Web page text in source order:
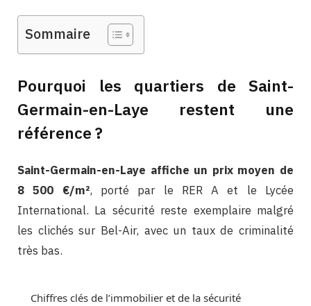
Sommaire
Pourquoi les quartiers de Saint-
Germain-en-Laye restent une
référence ?
Saint-Germain-en-Laye affiche un prix moyen de
8 500 €/m², porté par le RER A et le Lycée
International. La sécurité reste exemplaire malgré
les clichés sur Bel-Air, avec un taux de criminalité
très bas.
Chiffres clés de l’immobilier et de la sécurité